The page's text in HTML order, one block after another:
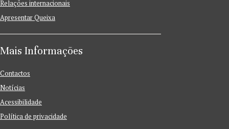
Relações internacionais
Apresentar Queixa
Mais Informações
Contactos
Notícias
Acessibilidade
Política de privacidade